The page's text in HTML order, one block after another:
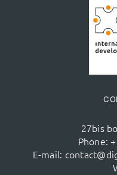
27bis
Phone:
E-mail: